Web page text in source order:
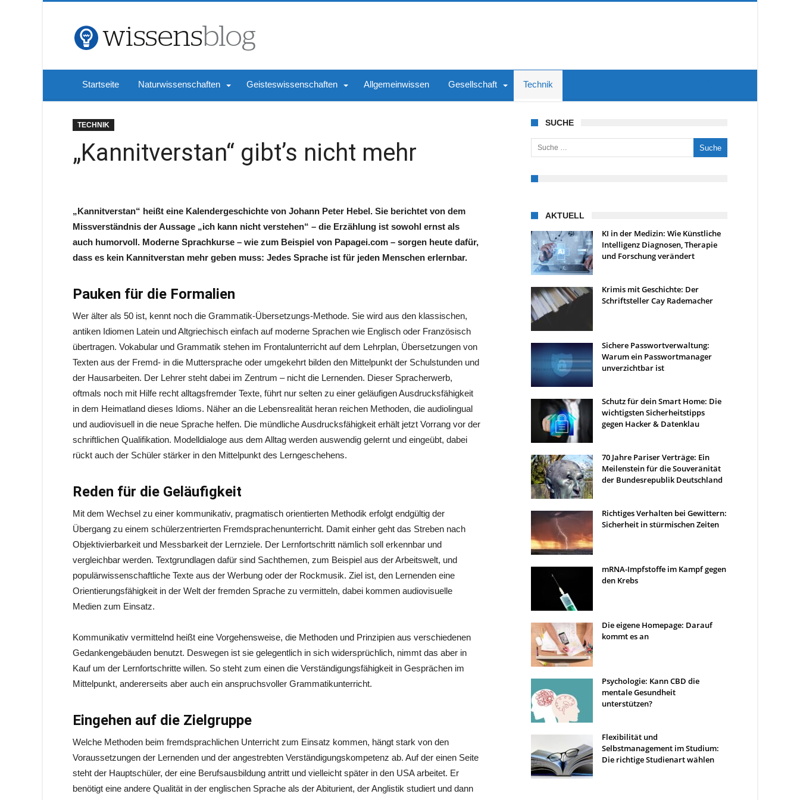
Startseite Naturwissenschaften Geisteswissenschaften Allgemeinwissen Gesellschaft Technik
TECHNIK
„Kannitverstan“ gibt’s nicht mehr
„Kannitverstan“ heißt eine Kalendergeschichte von Johann Peter Hebel. Sie berichtet von dem
Missverständnis der Aussage „ich kann nicht verstehen“ – die Erzählung ist sowohl ernst als
auch humorvoll. Moderne Sprachkurse – wie zum Beispiel von Papagei.com – sorgen heute dafür,
dass es kein Kannitverstan mehr geben muss: Jedes Sprache ist für jeden Menschen erlernbar.
Pauken für die Formalien
Wer älter als 50 ist, kennt noch die Grammatik-Übersetzungs-Methode. Sie wird aus den klassischen,
antiken Idiomen Latein und Altgriechisch einfach auf moderne Sprachen wie Englisch oder Französisch
übertragen. Vokabular und Grammatik stehen im Frontalunterricht auf dem Lehrplan, Übersetzungen von
Texten aus der Fremd- in die Muttersprache oder umgekehrt bilden den Mittelpunkt der Schulstunden und
der Hausarbeiten. Der Lehrer steht dabei im Zentrum – nicht die Lernenden. Dieser Spracherwerb,
oftmals noch mit Hilfe recht alltagsfremder Texte, führt nur selten zu einer geläufigen Ausdrucksfähigkeit
in dem Heimatland dieses Idioms. Näher an die Lebensrealität heran reichen Methoden, die audiolingual
und audiovisuell in die neue Sprache helfen. Die mündliche Ausdrucksfähigkeit erhält jetzt Vorrang vor der
schriftlichen Qualifikation. Modelldialoge aus dem Alltag werden auswendig gelernt und eingeübt, dabei
rückt auch der Schüler stärker in den Mittelpunkt des Lerngeschehens.
Reden für die Geläufigkeit
Mit dem Wechsel zu einer kommunikativ, pragmatisch orientierten Methodik erfolgt endgültig der
Übergang zu einem schülerzentrierten Fremdsprachenunterricht. Damit einher geht das Streben nach
Objektivierbarkeit und Messbarkeit der Lernziele. Der Lernfortschritt nämlich soll erkennbar und
vergleichbar werden. Textgrundlagen dafür sind Sachthemen, zum Beispiel aus der Arbeitswelt, und
populärwissenschaftliche Texte aus der Werbung oder der Rockmusik. Ziel ist, den Lernenden eine
Orientierungsfähigkeit in der Welt der fremden Sprache zu vermitteln, dabei kommen audiovisuelle
Medien zum Einsatz.
Kommunikativ vermittelnd heißt eine Vorgehensweise, die Methoden und Prinzipien aus verschiedenen
Gedankengebäuden benutzt. Deswegen ist sie gelegentlich in sich widersprüchlich, nimmt das aber in
Kauf um der Lernfortschritte willen. So steht zum einen die Verständigungsfähigkeit in Gesprächen im
Mittelpunkt, andererseits aber auch ein anspruchsvoller Grammatikunterricht.
Eingehen auf die Zielgruppe
Welche Methoden beim fremdsprachlichen Unterricht zum Einsatz kommen, hängt stark von den
Voraussetzungen der Lernenden und der angestrebten Verständigungskompetenz ab. Auf der einen Seite
steht der Hauptschüler, der eine Berufsausbildung antritt und vielleicht später in den USA arbeitet. Er
benötigt eine andere Qualität in der englischen Sprache als der Abiturient, der Anglistik studiert und dann
SUCHE
Suche nach:
AKTUELL
KI in der Medizin: Wie Künstliche
Intelligenz Diagnosen, Therapie
und Forschung verändert
Krimis mit Geschichte: Der
Schriftsteller Cay Rademacher
Sichere Passwortverwaltung:
Warum ein Passwortmanager
unverzichtbar ist
Schutz für dein Smart Home: Die
wichtigsten Sicherheitstipps
gegen Hacker & Datenklau
70 Jahre Pariser Verträge: Ein
Meilenstein für die Souveränität
der Bundesrepublik Deutschland
Richtiges Verhalten bei Gewittern:
Sicherheit in stürmischen Zeiten
mRNA-Impfstoffe im Kampf gegen
den Krebs
Die eigene Homepage: Darauf
kommt es an
Psychologie: Kann CBD die
mentale Gesundheit
unterstützen?
Flexibilität und
Selbstmanagement im Studium:
Die richtige Studienart wählen